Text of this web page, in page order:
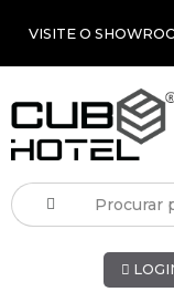
VISITE O